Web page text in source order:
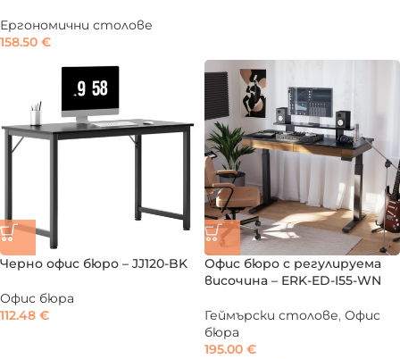
Ергономични столове
158.50 €
Черно офис бюро – JJ120-BK
Офис бюра
112.48 €
Офис бюро с регулируема
височина – ERK-ED-I55-WN
Геймърски столове, Офис
бюра
195.00 €